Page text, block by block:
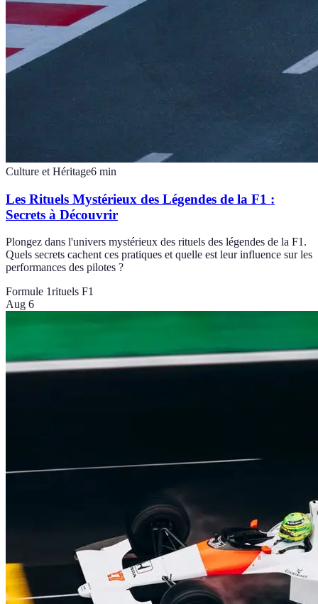
Culture et Héritage6 min
Les Rituels Mystérieux des Légendes de la F1 :
Secrets à Découvrir
Plongez dans l'univers mystérieux des rituels des légendes de la F1.
Quels secrets cachent ces pratiques et quelle est leur influence sur les
performances des pilotes ?
Formule 1rituels F1
Aug 6